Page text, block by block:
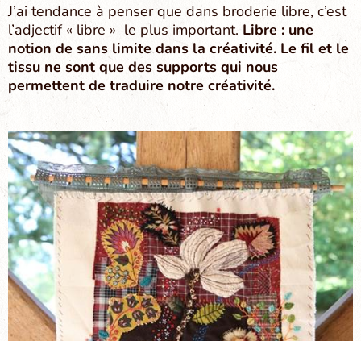
J’ai tendance à penser que dans broderie libre, c’est
l’adjectif « libre » le plus important. Libre : une
notion de sans limite dans la créativité. Le fil et le
tissu ne sont que des supports qui nous
permettent de traduire notre créativité.